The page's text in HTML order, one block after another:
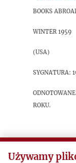
Books
Winter 1959
(USA)
sygnatura:
Odnotowane
roku.
Używamy